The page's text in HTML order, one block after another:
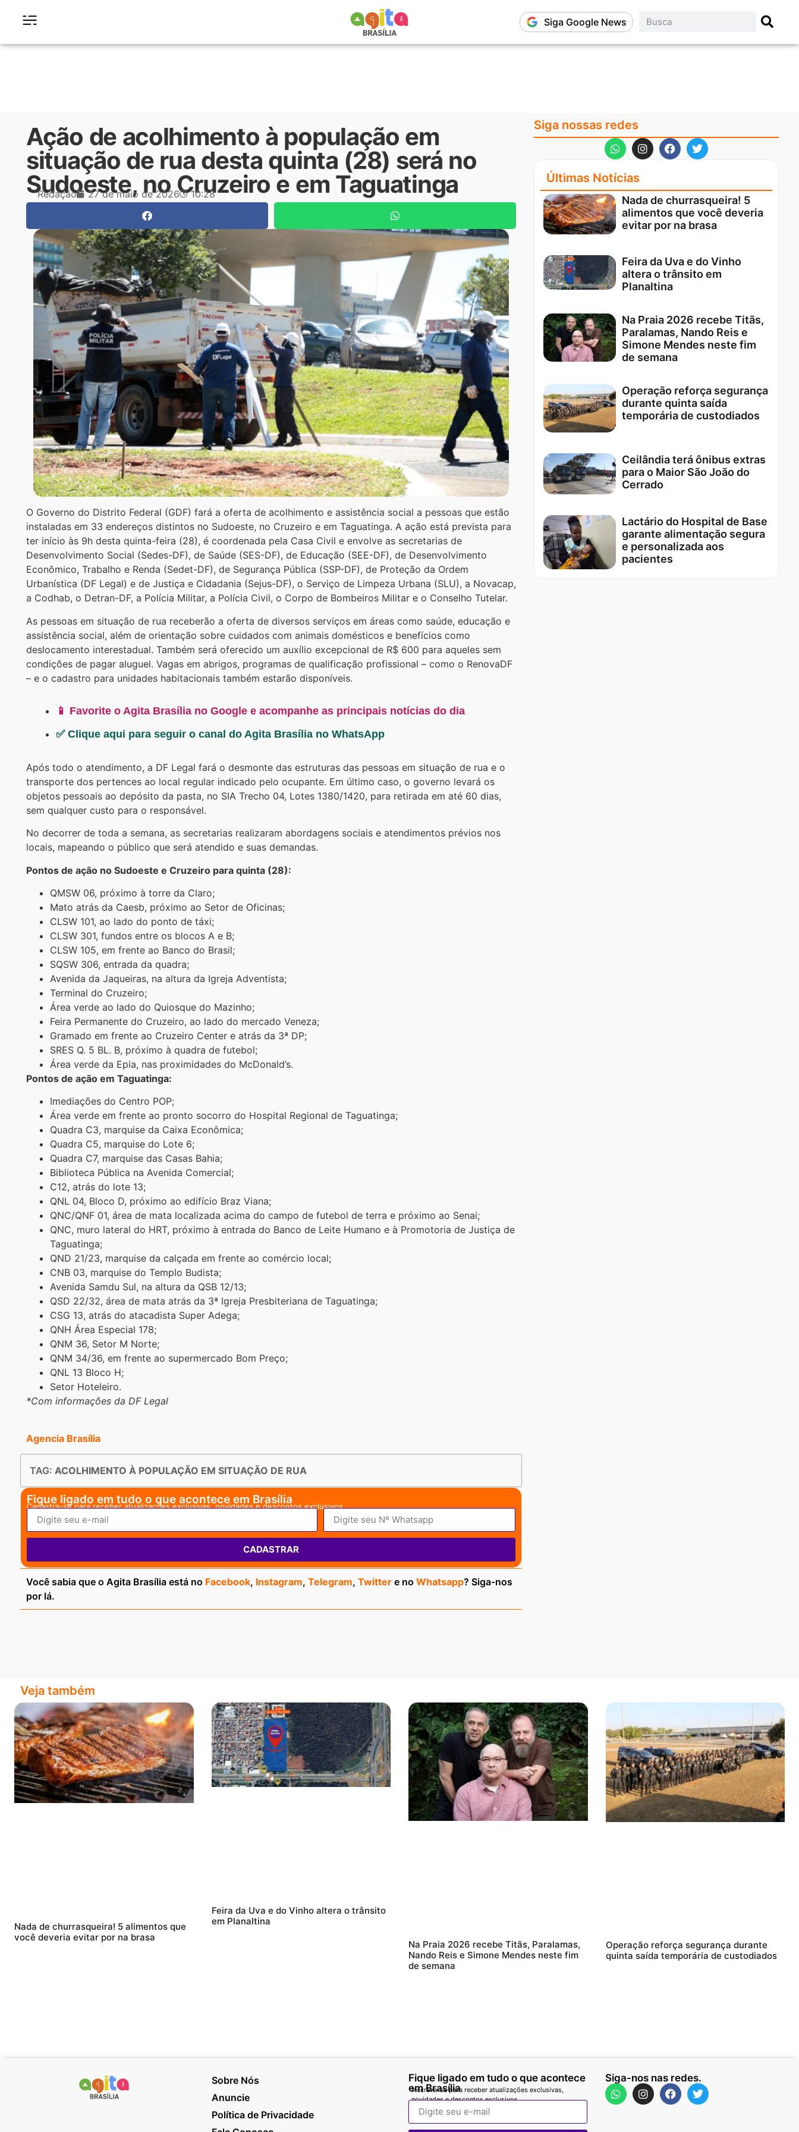
Siga Google News
Ação de acolhimento à população em
situação de rua desta quinta (28) será no
Sudoeste, no Cruzeiro e em Taguatinga
Redação 27 de maio de 2026 10:28
O Governo do Distrito Federal (GDF) fará a oferta de acolhimento e assistência social a pessoas que estão
instaladas em 33 endereços distintos no Sudoeste, no Cruzeiro e em Taguatinga. A ação está prevista para
ter início às 9h desta quinta-feira (28), é coordenada pela Casa Civil e envolve as secretarias de
Desenvolvimento Social (Sedes-DF), de Saúde (SES-DF), de Educação (SEE-DF), de Desenvolvimento
Econômico, Trabalho e Renda (Sedet-DF), de Segurança Pública (SSP-DF), de Proteção da Ordem
Urbanística (DF Legal) e de Justiça e Cidadania (Sejus-DF), o Serviço de Limpeza Urbana (SLU), a Novacap,
a Codhab, o Detran-DF, a Polícia Militar, a Polícia Civil, o Corpo de Bombeiros Militar e o Conselho Tutelar.
As pessoas em situação de rua receberão a oferta de diversos serviços em áreas como saúde, educação e
assistência social, além de orientação sobre cuidados com animais domésticos e benefícios como
deslocamento interestadual. Também será oferecido um auxílio excepcional de R$ 600 para aqueles sem
condições de pagar aluguel. Vagas em abrigos, programas de qualificação profissional – como o RenovaDF
– e o cadastro para unidades habitacionais também estarão disponíveis.
📱 Favorite o Agita Brasília no Google e acompanhe as principais notícias do dia
✅ Clique aqui para seguir o canal do Agita Brasília no WhatsApp
Após todo o atendimento, a DF Legal fará o desmonte das estruturas das pessoas em situação de rua e o
transporte dos pertences ao local regular indicado pelo ocupante. Em último caso, o governo levará os
objetos pessoais ao depósito da pasta, no SIA Trecho 04, Lotes 1380/1420, para retirada em até 60 dias,
sem qualquer custo para o responsável.
No decorrer de toda a semana, as secretarias realizaram abordagens sociais e atendimentos prévios nos
locais, mapeando o público que será atendido e suas demandas.
Pontos de ação no Sudoeste e Cruzeiro para quinta (28):
QMSW 06, próximo à torre da Claro;
Mato atrás da Caesb, próximo ao Setor de Oficinas;
CLSW 101, ao lado do ponto de táxi;
CLSW 301, fundos entre os blocos A e B;
CLSW 105, em frente ao Banco do Brasil;
SQSW 306, entrada da quadra;
Avenida da Jaqueiras, na altura da Igreja Adventista;
Terminal do Cruzeiro;
Área verde ao lado do Quiosque do Mazinho;
Feira Permanente do Cruzeiro, ao lado do mercado Veneza;
Gramado em frente ao Cruzeiro Center e atrás da 3ª DP;
SRES Q. 5 BL. B, próximo à quadra de futebol;
Área verde da Epia, nas proximidades do McDonald’s.
Pontos de ação em Taguatinga:
Imediações do Centro POP;
Área verde em frente ao pronto socorro do Hospital Regional de Taguatinga;
Quadra C3, marquise da Caixa Econômica;
Quadra C5, marquise do Lote 6;
Quadra C7, marquise das Casas Bahia;
Biblioteca Pública na Avenida Comercial;
C12, atrás do lote 13;
QNL 04, Bloco D, próximo ao edifício Braz Viana;
QNC/QNF 01, área de mata localizada acima do campo de futebol de terra e próximo ao Senai;
QNC, muro lateral do HRT, próximo à entrada do Banco de Leite Humano e à Promotoria de Justiça de
Taguatinga;
QND 21/23, marquise da calçada em frente ao comércio local;
CNB 03, marquise do Templo Budista;
Avenida Samdu Sul, na altura da QSB 12/13;
QSD 22/32, área de mata atrás da 3ª Igreja Presbiteriana de Taguatinga;
CSG 13, atrás do atacadista Super Adega;
QNH Área Especial 178;
QNM 36, Setor M Norte;
QNM 34/36, em frente ao supermercado Bom Preço;
QNL 13 Bloco H;
Setor Hoteleiro.
*Com informações da DF Legal
Agencia Brasília
TAG: ACOLHIMENTO À POPULAÇÃO EM SITUAÇÃO DE RUA
Fique ligado em tudo o que acontece em Brasília
Cadastra-se para receber atualizações exclusivas, novidades e descontos exclusivos.
CADASTRAR
Você sabia que o Agita Brasília está no Facebook, Instagram, Telegram, Twitter e no Whatsapp? Siga-nos
por lá.
Siga nossas redes
Últimas Notícias
Nada de churrasqueira! 5
alimentos que você deveria
evitar por na brasa
Feira da Uva e do Vinho
altera o trânsito em
Planaltina
Na Praia 2026 recebe Titãs,
Paralamas, Nando Reis e
Simone Mendes neste fim
de semana
Operação reforça segurança
durante quinta saída
temporária de custodiados
Ceilândia terá ônibus extras
para o Maior São João do
Cerrado
Lactário do Hospital de Base
garante alimentação segura
e personalizada aos
pacientes
Veja também
Nada de churrasqueira! 5 alimentos que
você deveria evitar por na brasa
Feira da Uva e do Vinho altera o trânsito
em Planaltina
Na Praia 2026 recebe Titãs, Paralamas,
Nando Reis e Simone Mendes neste fim
de semana
Operação reforça segurança durante
quinta saída temporária de custodiados
Sobre Nós
Anuncie
Política de Privacidade
Fique ligado em tudo o que acontece
em Brasília
Inscreva-se para receber atualizações exclusivas,
novidades e descontos exclusivos.
Siga-nos nas redes.